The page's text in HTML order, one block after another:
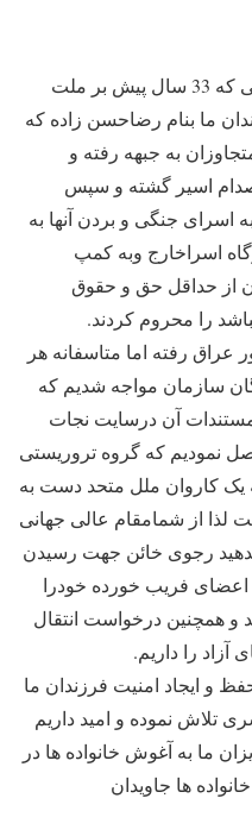
به استحضار میرساند در طول جنگی که 33 سال پیش بر ملت
ما بنام رضاحسن زاده که
به جبهه رفته و
اسیر گشته و سپس
اسرای جنگی و بردن آنها به
اسراخارج وبه کمپ
از حداقل حق و حقوق
را محروم کردند.
عراق رفته اما متاسفانه هر
سازمان مواجه شدیم که
آن درسایت نجات
نمودیم که گروه تروریستی
کاروان ملل متحد دست به
لذا از شمامقام عالی جهانی
ندهید رجوی خائن جهت رسیدن
فریب خورده خودرا
و همچنین درخواست انتقال
آزاد را داریم.
و ایجاد امنیت فرزندان ما
تلاش نموده و امید داریم
ما به آغوش خانواده ها در
ها جاویدان